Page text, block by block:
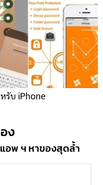
รับ iPhone
ง
อพ ฯ หาของสุดล้ำ